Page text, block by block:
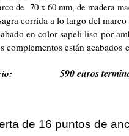
de 70 x 60 mm, de madera
corrida a lo largo del
en color sapeli liso por
complementos están
590 euros
de 16 puntos de